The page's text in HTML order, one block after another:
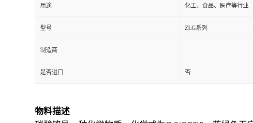
用途 化工、食品、医疗等行业
型号 ZLG系列
制造商
是否进口 否
物料描述